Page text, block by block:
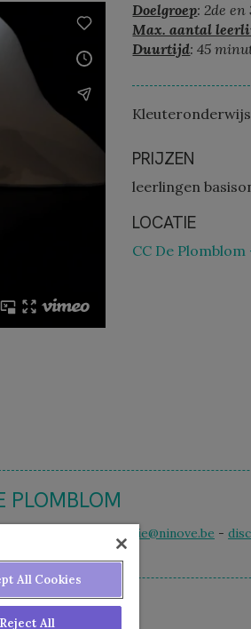
Doelgroep: 2de
Max. aantal
Duurtijd: 45
Kleuteronderwijs
PRIJZEN
leerlingen
LOCATIE
CC De
PLOMBLOM
ccbalie@ninove.be -
All Cookies
Reject All